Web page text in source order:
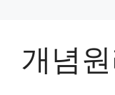
개념